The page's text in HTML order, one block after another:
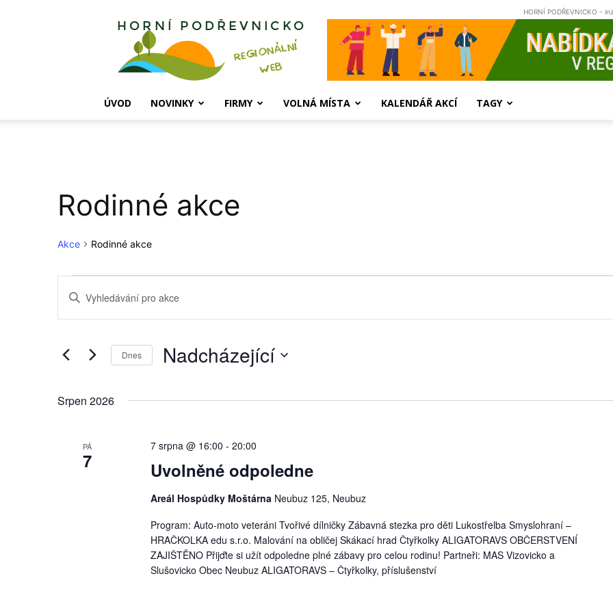
Horní
HORNÍ PODŘEVNICKO -
ÚVOD NOVINKY FIRMY VOLNÁ MÍSTA KALENDÁŘ AKCÍ TAGY
Rodinné akce
Akce Rodinné akce
Akce
Navigace
pro
hledání
a
zobrazení
Enter
Keyword.
Search
Akce
by
Dnes Nadcházející
Srpen 2026
PÁ
7 Uvolněné odpoledne
7 srpna @ 16:00 - 20:00
Areál Hospůdky Moštárna Neubuz 125, Neubuz
Program: Auto-moto veteráni Tvořivé dílničky Zábavná stezka pro děti Lukostřelba Smyslohraní –
HRAČKOLKA edu s.r.o. Malování na obličej Skákací hrad Čtyřkolky ALIGATORAVS OBČERSTVENÍ
ZAJIŠTĚNO Přijďte si užít odpoledne plné zábavy pro celou rodinu! Partneři: MAS Vizovicko a
Slušovicko Obec Neubuz ALIGATORAVS – Čtyřkolky, příslušenství